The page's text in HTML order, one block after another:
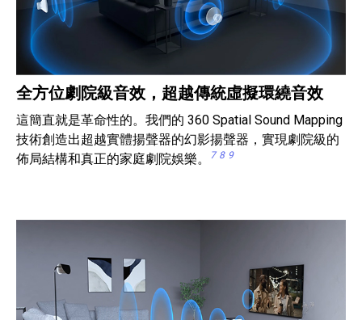
全方位劇院級音效，超越傳統虛擬環繞音效
這簡直就是革命性的。我們的 360 Spatial Sound Mapping
技術創造出超越實體揚聲器的幻影揚聲器，實現劇院級的
佈局結構和真正的家庭劇院娛樂。
7 8 9